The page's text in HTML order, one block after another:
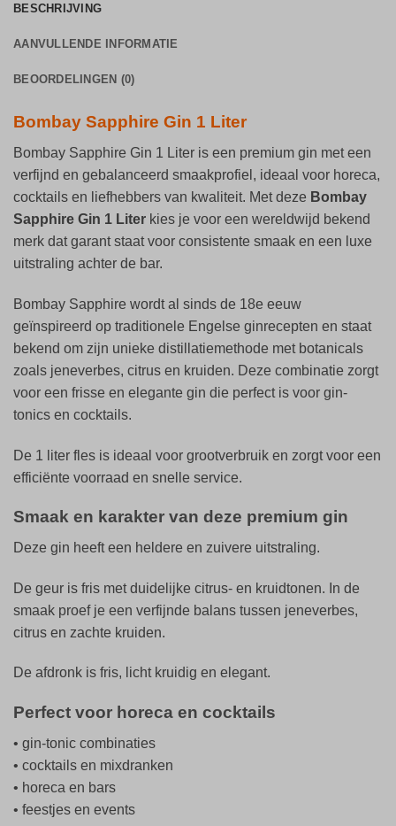
BESCHRIJVING
AANVULLENDE INFORMATIE
BEOORDELINGEN (0)
Bombay Sapphire Gin 1 Liter
Bombay Sapphire Gin 1 Liter is een premium gin met een
verfijnd en gebalanceerd smaakprofiel, ideaal voor horeca,
cocktails en liefhebbers van kwaliteit. Met deze Bombay
Sapphire Gin 1 Liter kies je voor een wereldwijd bekend
merk dat garant staat voor consistente smaak en een luxe
uitstraling achter de bar.
Bombay Sapphire wordt al sinds de 18e eeuw
geïnspireerd op traditionele Engelse ginrecepten en staat
bekend om zijn unieke distillatiemethode met botanicals
zoals jeneverbes, citrus en kruiden. Deze combinatie zorgt
voor een frisse en elegante gin die perfect is voor gin-
tonics en cocktails.
De 1 liter fles is ideaal voor grootverbruik en zorgt voor een
efficiënte voorraad en snelle service.
Smaak en karakter van deze premium gin
Deze gin heeft een heldere en zuivere uitstraling.
De geur is fris met duidelijke citrus- en kruidtonen. In de
smaak proef je een verfijnde balans tussen jeneverbes,
citrus en zachte kruiden.
De afdronk is fris, licht kruidig en elegant.
Perfect voor horeca en cocktails
• gin-tonic combinaties
• cocktails en mixdranken
• horeca en bars
• feestjes en events